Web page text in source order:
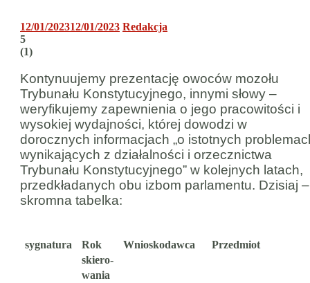
12/01/202312/01/2023 Redakcja
5
(1)
Kontynuujemy prezentację owoców mozołu
Trybunału Konstytucyjnego, innymi słowy –
weryfikujemy zapewnienia o jego pracowitości i
wysokiej wydajności, której dowodzi w
dorocznych informacjach „o istotnych
wynikających z działalności i orzecznictwa
Trybunału Konstytucyjnego” w kolejnych latach,
przedkładanych obu izbom parlamentu. Dzisiaj –
skromna tabelka:
sygnatura
Rok
skiero-
wania
Wnioskodawca Przedmiot